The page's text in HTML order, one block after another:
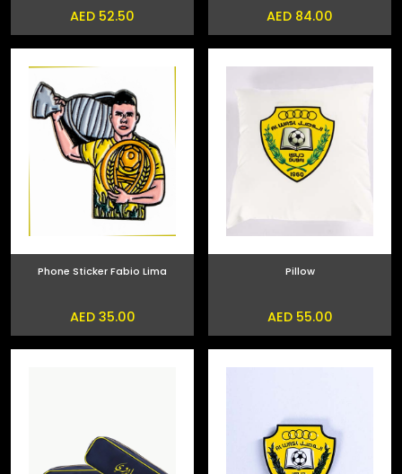
AED 84.00
AED 52.50
Pillow
AED 55.00
Phone Sticker Fabio Lima
AED 35.00